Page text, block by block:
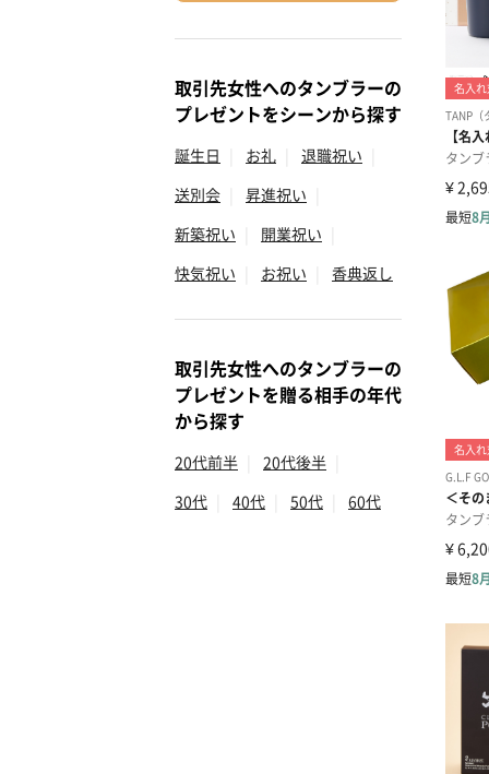
取引先女性へのタンブラーの
プレゼントをシーンから探す
誕生日 お礼 退職祝い
送別会
昇進祝い
新築祝い
開業祝い
快気祝い
お祝い 香典返し
取引先女性へのタンブラーの
プレゼントを贈る相手の年代
から探す
20代前半 20代後半
30代
40代 50代 60代